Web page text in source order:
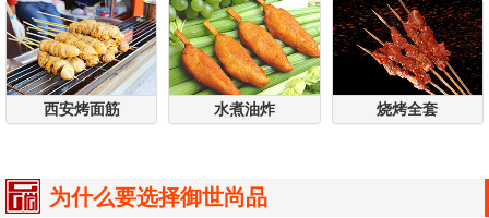
西安烤面筋 水煮油炸 烧烤全套
为什么要选择御世尚品